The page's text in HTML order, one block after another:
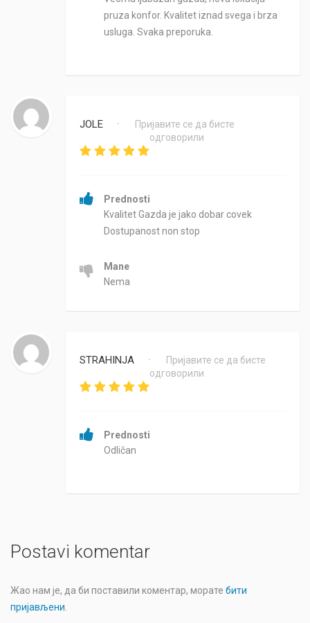
pruza konfor. Kvalitet iznad svega i brza
usluga. Svaka preporuka.
JOLE •
Пријавите се да бисте
одговорили
Prednosti
Kvalitet Gazda je jako dobar covek
Dostupanost non stop
Mane
Nema
STRAHINJA •
Пријавите се да бисте
одговорили
Prednosti
Odličan
Postavi komentar
Жао нам је, да би поставили коментар, морате бити
пријављени